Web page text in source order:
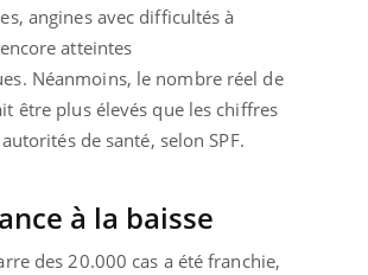
angines avec difficultés à
atteintes
Néanmoins, le nombre réel de
être plus élevés que les chiffres
de santé, selon SPF.
à la baisse
des 20.000 cas a été franchie,